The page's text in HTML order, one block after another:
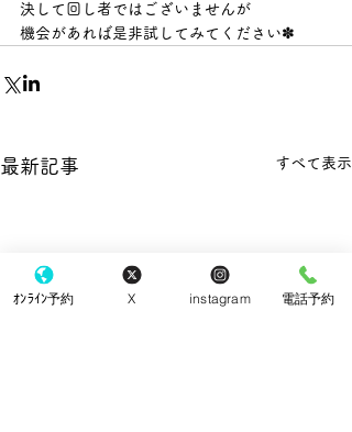
決して回し者ではございませんが
機会があれば是非試してみてください✽
最新記事 すべて表示
ｵﾝﾗｲﾝ予約 X instagram 電話予約